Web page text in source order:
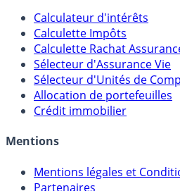
Outils
Calculateur d'intérêts
Calculette Impôts
Calculette Rachat Assurance
Sélecteur d'Assurance Vie
Sélecteur d'Unités de
Crédit immobilier
Mentions